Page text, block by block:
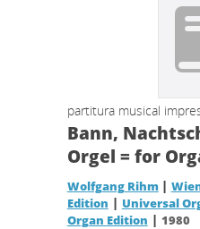
partitura musical
Bann,
Orgel = for
Wolfgang Rihm |
Edition | Universal
Organ Edition | 1980